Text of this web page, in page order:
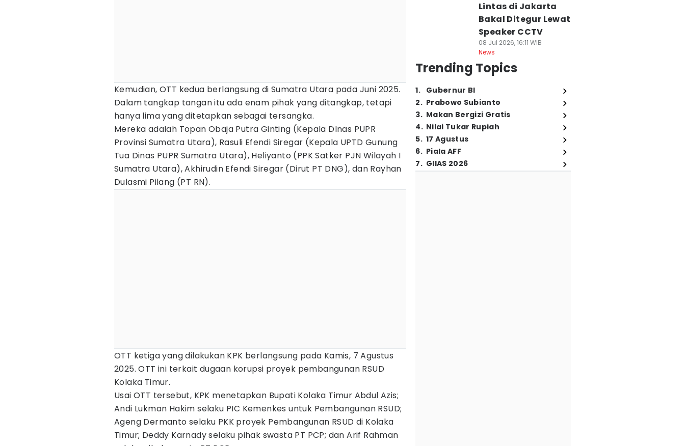
Kemudian, OTT kedua berlangsung di Sumatra Utara pada Juni 2025.
Dalam tangkap tangan itu ada enam pihak yang ditangkap, tetapi
hanya lima yang ditetapkan sebagai tersangka.
Mereka adalah Topan Obaja Putra Ginting (Kepala DInas PUPR
Provinsi Sumatra Utara), Rasuli Efendi Siregar (Kepala UPTD Gunung
Tua Dinas PUPR Sumatra Utara), Heliyanto (PPK Satker PJN Wilayah I
Sumatra Utara), Akhirudin Efendi Siregar (Dirut PT DNG), dan Rayhan
Dulasmi Pilang (PT RN).
OTT ketiga yang dilakukan KPK berlangsung pada Kamis, 7 Agustus
2025. OTT ini terkait dugaan korupsi proyek pembangunan RSUD
Kolaka Timur.
Usai OTT tersebut, KPK menetapkan Bupati Kolaka Timur Abdul Azis;
Andi Lukman Hakim selaku PIC Kemenkes untuk Pembangunan RSUD;
Ageng Dermanto selaku PKK proyek Pembangunan RSUD di Kolaka
Timur; Deddy Karnady selaku pihak swasta PT PCP; dan Arif Rahman
Lintas di Jakarta
Bakal Ditegur Lewat
Speaker CCTV
08 Jul 2026, 16:11 WIB
News
Trending Topics
1. Gubernur BI
2. Prabowo Subianto
3. Makan Bergizi Gratis
4. Nilai Tukar Rupiah
5. 17 Agustus
6. Piala AFF
7. GIIAS 2026